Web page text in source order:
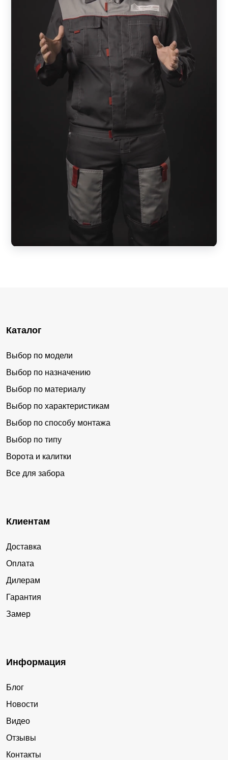
Каталог
Выбор по модели
Выбор по назначению
Выбор по материалу
Выбор по характеристикам
Выбор по способу монтажа
Выбор по типу
Ворота и калитки
Все для забора
Клиентам
Доставка
Оплата
Дилерам
Гарантия
Замер
Информация
Блог
Новости
Видео
Отзывы
Контакты